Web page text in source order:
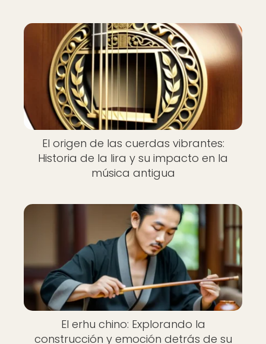
El origen de las cuerdas vibrantes:
Historia de la lira y su impacto en la
música antigua
El erhu chino: Explorando la
construcción y emoción detrás de su